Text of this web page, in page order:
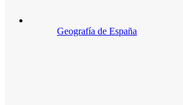
Geografía de España